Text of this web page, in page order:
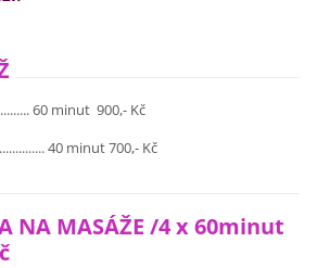
60 minut 900,- Kč
40 minut 700,- Kč
NA MASÁŽE /4 x 60minut